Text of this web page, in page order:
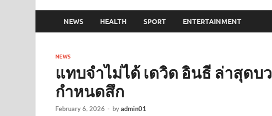
NEWS HEALTH SPORT ENTERTAINMENT
NEWS
แทบจำไม่ได้ เดวิด อินธี ล่าสุดบ
กำหนดสึก
February 6, 2026 - byadmin01